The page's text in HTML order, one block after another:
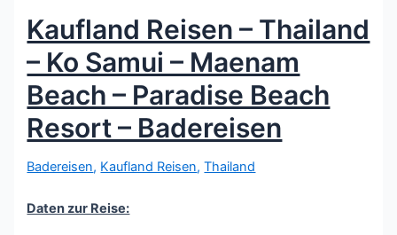
Kaufland Reisen – Thailand
– Ko Samui – Maenam
Beach – Paradise Beach
Resort – Badereisen
Badereisen, Kaufland Reisen,Thailand
Daten zur Reise: